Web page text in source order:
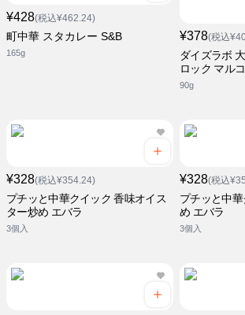
¥428(税込¥462.24)
町中華 スタカレー S&B
165g
¥378(税込
ダイズラボ
ロック マル
90g
¥328(税込¥354.24)
プチッと中華クイック 香味オイス
ター炒め エバラ
3個入
¥328(税込
プチッと中
め エバラ
3個入